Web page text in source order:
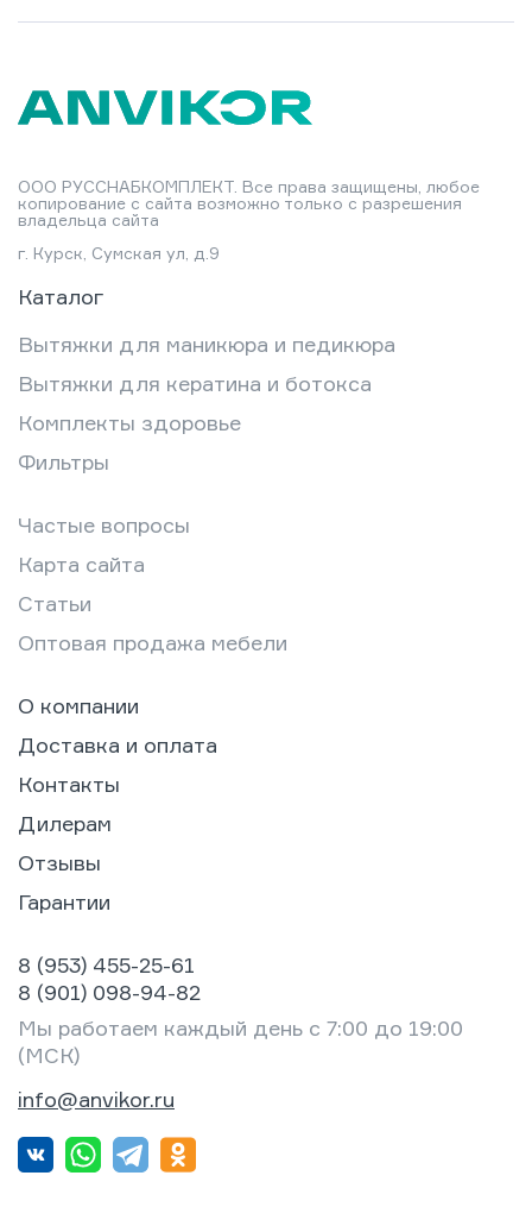
ООО РУССНАБКОМПЛЕКТ. Все права защищены, любое
копирование с сайта возможно только с разрешения
владельца сайта
г. Курск, Сумская ул, д.9
Каталог
Вытяжки для маникюра и педикюра
Вытяжки для кератина и ботокса
Комплекты здоровье
Фильтры
Частые вопросы
Карта сайта
Статьи
Оптовая продажа мебели
О компании
Доставка и оплата
Контакты
Дилерам
Отзывы
Гарантии
8 (953) 455-25-61
8 (901) 098-94-82
Мы работаем каждый день с 7:00 до 19:00
(МСК)
info@anvikor.ru